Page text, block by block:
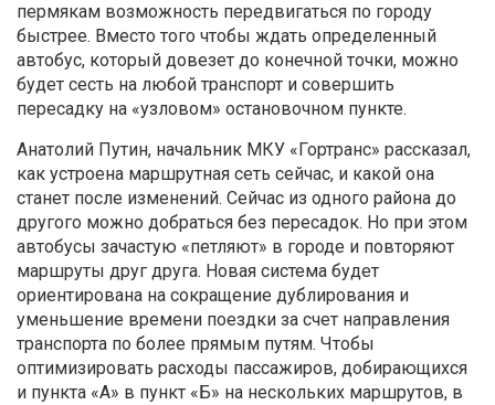
пермякам возможность передвигаться по городу
быстрее. Вместо того чтобы ждать определенный
автобус, который довезет до конечной точки, можно
будет сесть на любой транспорт и совершить
пересадку на «узловом» остановочном пункте.
Анатолий Путин, начальник МКУ «Гортранс» рассказал,
как устроена маршрутная сеть сейчас, и какой она
станет после изменений. Сейчас из одного района до
другого можно добраться без пересадок. Но при этом
автобусы зачастую «петляют» в городе и повторяют
маршруты друг друга. Новая система будет
ориентирована на сокращение дублирования и
уменьшение времени поездки за счет направления
транспорта по более прямым путям. Чтобы
оптимизировать расходы пассажиров, добирающихся
и пункта «А» в пункт «Б» на нескольких маршрутов, в